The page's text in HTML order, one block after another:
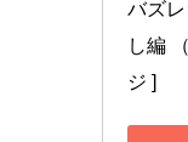
バズ
し編
ジ ]